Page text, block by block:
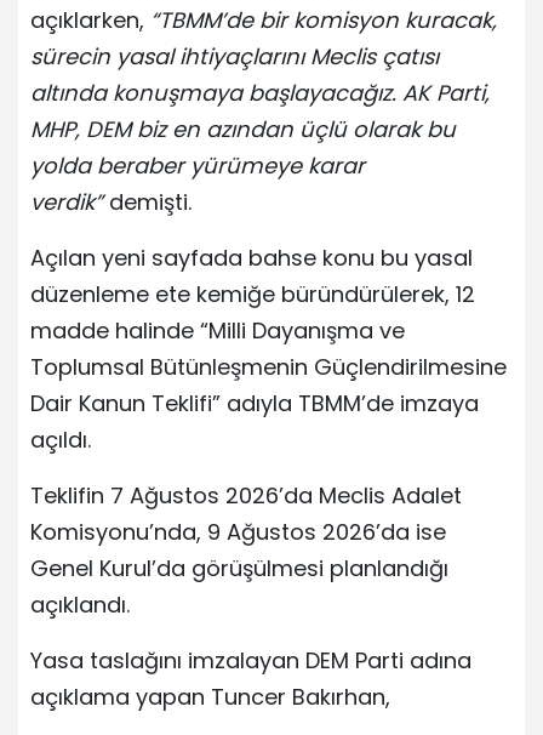
açıklarken, “TBMM’de bir komisyon kuracak,
sürecin yasal ihtiyaçlarını Meclis çatısı
altında konuşmaya başlayacağız. AK Parti,
MHP, DEM biz en azından üçlü olarak bu
yolda beraber yürümeye karar
verdik”demişti.
Açılan yeni sayfada bahse konu bu yasal
düzenleme ete kemiğe büründürülerek, 12
madde halinde “Milli Dayanışma ve
Toplumsal Bütünleşmenin Güçlendirilmesine
Dair Kanun Teklifi” adıyla TBMM’de imzaya
açıldı.
Teklifin 7 Ağustos 2026’da Meclis Adalet
Komisyonu’nda, 9 Ağustos 2026’da ise
Genel Kurul’da görüşülmesi planlandığı
açıklandı.
Yasa taslağını imzalayan DEM Parti adına
açıklama yapan Tuncer Bakırhan,